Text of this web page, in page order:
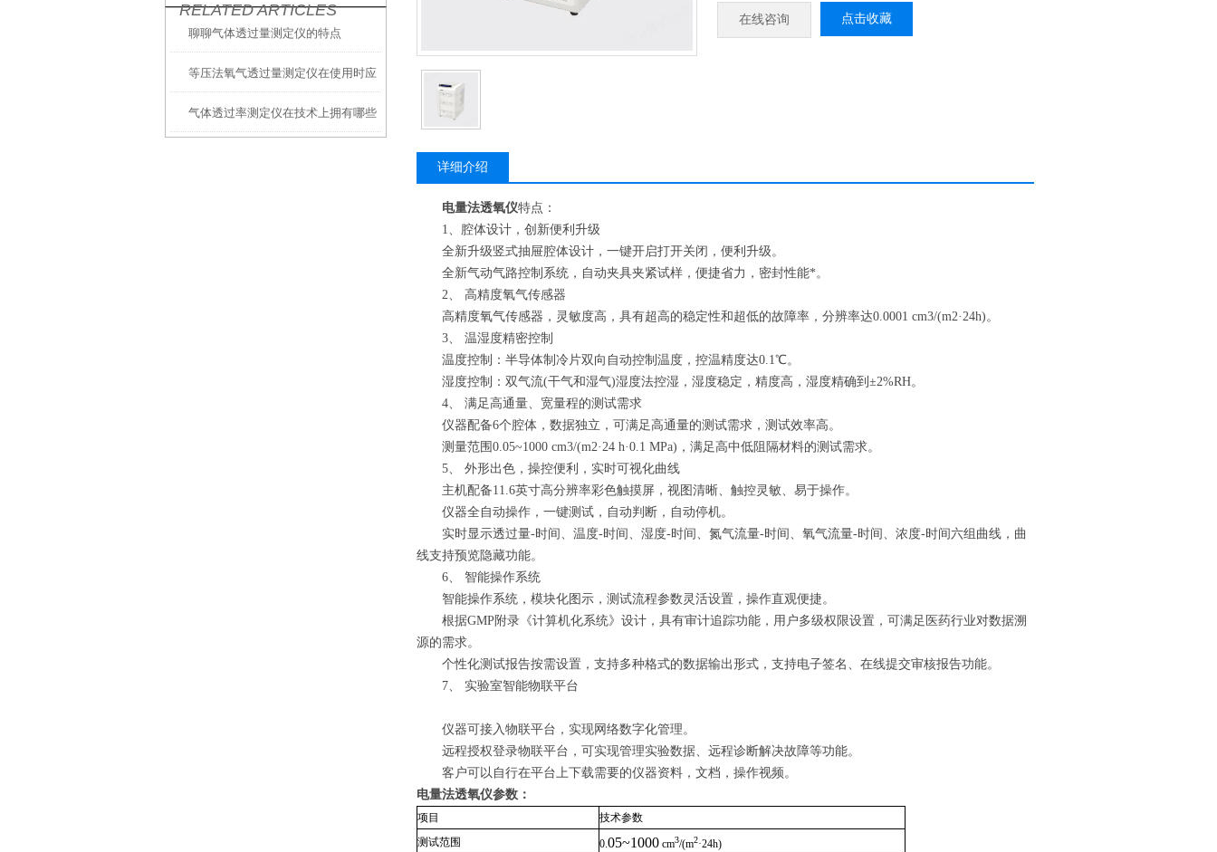
RELATED ARTICLES
聊聊气体透过量测定仪的特点
等压法氧气透过量测定仪在使用时应
注意的事项
气体透过率测定仪在技术上拥有哪些
在线咨询 点击收藏
详细介绍
电量法透氧仪特点：
1、腔体设计，创新便利升级
全新升级竖式抽屉腔体设计，一键开启打开关闭，便利升级。
全新气动气路控制系统，自动夹具夹紧试样，便捷省力，密封性能*。
2、 高精度氧气传感器
高精度氧气传感器，灵敏度高，具有超高的稳定性和超低的故障率，分辨率达0.0001 cm3/(m2·24h)。
3、 温湿度精密控制
温度控制：半导体制冷片双向自动控制温度，控温精度达0.1℃。
湿度控制：双气流(干气和湿气)湿度法控湿，湿度稳定，精度高，湿度精确到±2%RH。
4、 满足高通量、宽量程的测试需求
仪器配备6个腔体，数据独立，可满足高通量的测试需求，测试效率高。
测量范围0.05~1000 cm3/(m2·24 h·0.1 MPa)，满足高中低阻隔材料的测试需求。
5、 外形出色，操控便利，实时可视化曲线
主机配备11.6英寸高分辨率彩色触摸屏，视图清晰、触控灵敏、易于操作。
仪器全自动操作，一键测试，自动判断，自动停机。
实时显示透过量-时间、温度-时间、湿度-时间、氮气流量-时间、氧气流量-时间、浓度-时间六组曲线，曲
线支持预览隐藏功能。
6、 智能操作系统
智能操作系统，模块化图示，测试流程参数灵活设置，操作直观便捷。
根据GMP附录《计算机化系统》设计，具有审计追踪功能，用户多级权限设置，可满足医药行业对数据溯
源的需求。
个性化测试报告按需设置，支持多种格式的数据输出形式，支持电子签名、在线提交审核报告功能。
7、 实验室智能物联平台
仪器可接入物联平台，实现网络数字化管理。
远程授权登录物联平台，可实现管理实验数据、远程诊断解决故障等功能。
客户可以自行在平台上下载需要的仪器资料，文档，操作视频。
电量法透氧仪参数：
项目
技术参数
测试范围
0.05~1000 cm3/(m2·24h)